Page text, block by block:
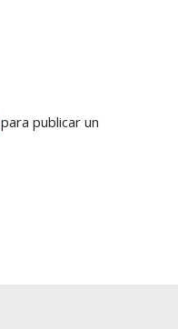
para publicar un